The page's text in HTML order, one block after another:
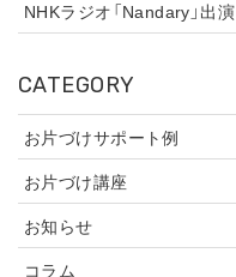
NHKラジオ「Nandary」出演
CATEGORY
お片づけサポート例
お片づけ講座
お知らせ
コラム